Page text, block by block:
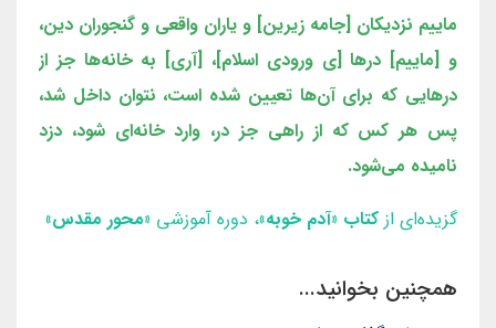
ماییم نزدیکان [جامه زیرین] و یاران واقعی و گنجوران دین،
و [ماییم] درها [ی ورودی اسلام]، [آری] به‌ خانه‌ها جز از
درهایی که برای آن‌ها تعیین شده است، نتوان داخل شد،
پس هر کس که از راهی جز در، وارد خانه‌ای شود، دزد
نامیده می‌شود.
گزیده‌ای از کتاب «آدم خوبه»، دوره آموزشی «محور مقدس»
همچنین بخوانید...